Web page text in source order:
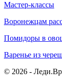
Мастер-классы
Воронежцам
Помидоры в
Варенье из
© 2026 -